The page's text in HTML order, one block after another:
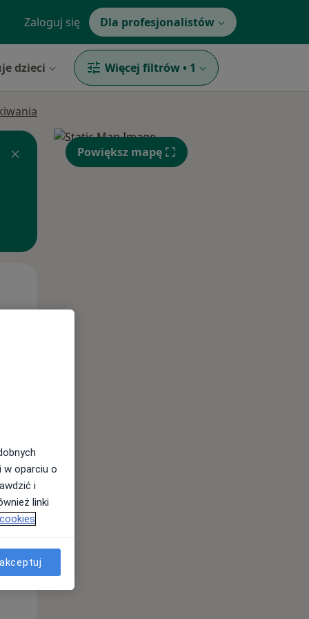
Zaloguj się Dla profesjonalistów
dzieci Więcej filtrów • 1
Pon,
10 Sie
Powiększ mapę
w oparciu o
i
linki